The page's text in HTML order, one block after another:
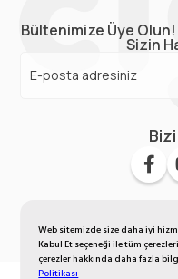
Web sitemizde size daha iyi
Kabul Et seçeneği ile tüm
çerezler hakkında daha fazla
Politikası
Bültenimize Üye
Sizin